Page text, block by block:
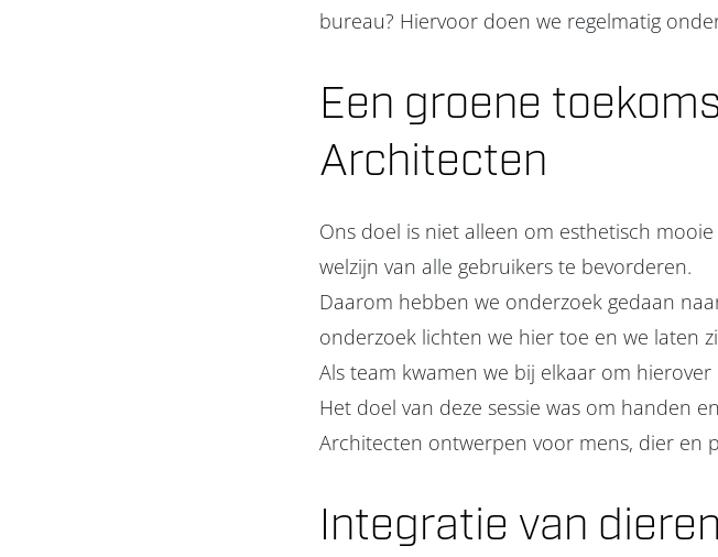
bureau? Hiervoor doen we regelmatig
Een groene
Architecten
Ons doel is niet alleen om esthetisch
welzijn van alle gebruikers te bevorderen.
Daarom hebben we onderzoek gedaan
onderzoek lichten we hier toe en we laten
Als team kwamen we bij elkaar om
Het doel van deze sessie was om handen
Architecten ontwerpen voor mens, dier en
Integratie van